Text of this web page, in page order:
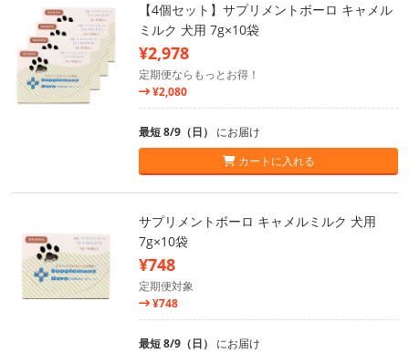
【4個セット】サプリメントボーロ キャメル
ミルク 犬用 7g×10袋
¥2,978
定期便ならもっとお得！
¥2,080
最短 8/9（日） にお届け
カートに入れる
サプリメントボーロ キャメルミルク 犬用
7g×10袋
¥748
定期便対象
¥748
最短 8/9（日） にお届け